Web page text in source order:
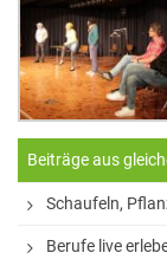
Studieren
Stipendien
Studien- und
StuBo-
Girls‘ and
Beiträge aus
Schaufeln,
Berufe live